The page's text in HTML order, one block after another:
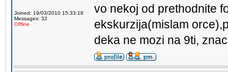
Joined: 19/03/2010 15:33:18
Messages: 32
Offline
vo nekoj od prethodnite
ekskurzija(mislam
deka ne mozi na 9ti,